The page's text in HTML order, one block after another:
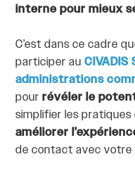
interne pour mieux
C’est dans ce cadre
participer au
administrations
pourrévéler le
simplifier les
améliorer
de contact avec votre